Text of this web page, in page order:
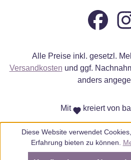
Alle Preise inkl. gesetzl.
Versandkosten und ggf.
anders
Mit kreiert von
Diese Website verwendet
Erfahrung bieten zu können.